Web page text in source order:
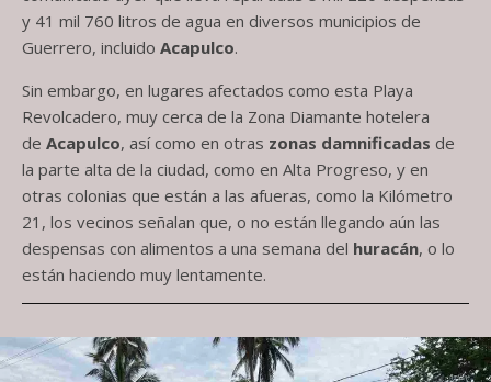
y 41 mil 760 litros de agua en diversos municipios de
Guerrero, incluido Acapulco.
Sin embargo, en lugares afectados como esta Playa
Revolcadero, muy cerca de la Zona Diamante hotelera
de Acapulco, así como en otras zonas damnificadas de
la parte alta de la ciudad, como en Alta Progreso, y en
otras colonias que están a las afueras, como la Kilómetro
21, los vecinos señalan que, o no están llegando aún las
despensas con alimentos a una semana del huracán, o lo
están haciendo muy lentamente.